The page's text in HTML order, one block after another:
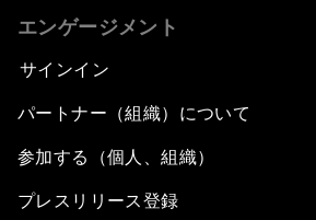
エンゲージメント
サインイン
パートナー（組織）について
参加する（個人、組織）
プレスリリース登録